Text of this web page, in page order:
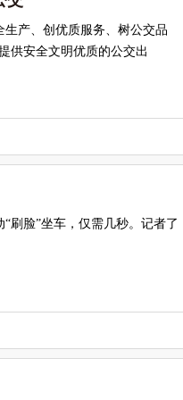
生产、创优质服务、树公交品
供安全文明优质的公交出
刷脸”坐车，仅需几秒。记者了